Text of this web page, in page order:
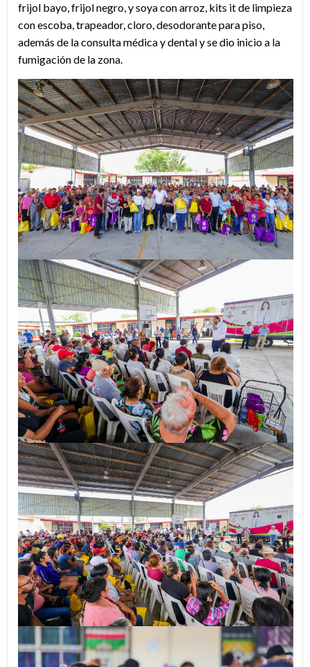
frijol bayo, frijol negro, y soya con arroz, kits it de limpieza
con escoba, trapeador, cloro, desodorante para piso,
además de la consulta médica y dental y se dio inicio a la
fumigación de la zona.